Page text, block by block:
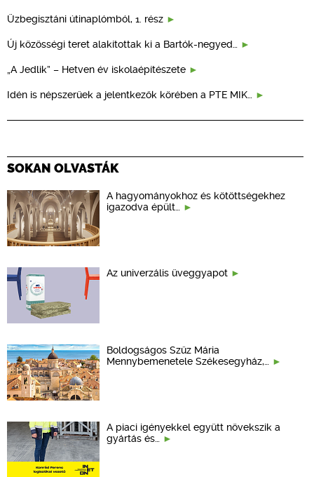
Üzbegisztáni útinaplómból, 1. rész
Új közösségi teret alakítottak ki a Bartók-negyed…
„A Jedlik” – Hetven év iskolaépítészete
Idén is népszerűek a jelentkezők körében a PTE MIK…
SOKAN OLVASTÁK
A hagyományokhoz és kötöttségekhez
igazodva épült…
Az univerzális üveggyapot
Boldogságos Szűz Mária
Mennybemenetele Székesegyház,…
A piaci igényekkel együtt növekszik a
gyártás és…